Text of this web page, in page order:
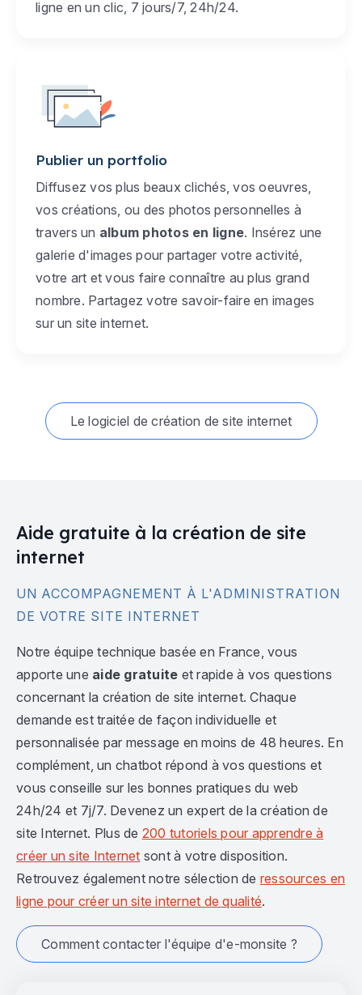
ligne en un clic, 7 jours/7, 24h/24.
Publier un portfolio
Diffusez vos plus beaux clichés, vos oeuvres,
vos créations, ou des photos personnelles à
travers un album photos en ligne. Insérez une
galerie d'images pour partager votre activité,
votre art et vous faire connaître au plus grand
nombre. Partagez votre savoir-faire en images
sur un site internet.
Le logiciel de création de site internet
Aide gratuite à la création de site
internet
UN ACCOMPAGNEMENT À L'ADMINISTRATION
DE VOTRE SITE INTERNET
Notre équipe technique basée en France, vous
apporte une aide gratuite et rapide à vos questions
concernant la création de site internet. Chaque
demande est traitée de façon individuelle et
personnalisée par message en moins de 48 heures. En
complément, un chatbot répond à vos questions et
vous conseille sur les bonnes pratiques du web
24h/24 et 7j/7. Devenez un expert de la création de
site Internet. Plus de 200 tutoriels pour apprendre à
créer un site Internet sont à votre disposition.
Retrouvez également notre sélection de ressources en
ligne pour créer un site internet de qualité.
Comment contacter l'équipe d'e-monsite ?